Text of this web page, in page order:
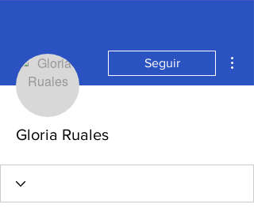
Seguir
Gloria Ruales